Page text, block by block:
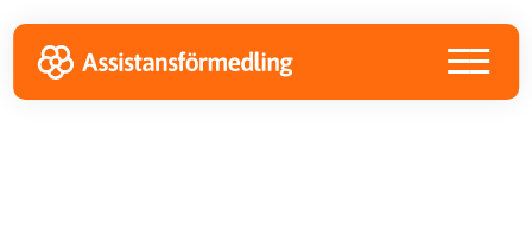
to
primary
navigation
to
main
content
to
footer